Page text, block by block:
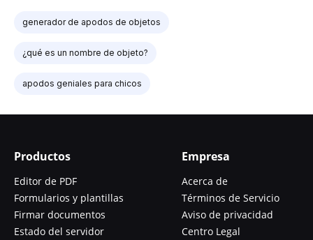
generador de apodos de objetos
¿qué es un nombre de objeto?
apodos geniales para chicos
Productos
Editor de PDF
Formularios y plantillas
Firmar documentos
Estado del servidor
Empresa
Acerca de
Términos de Servicio
Aviso de privacidad
Centro Legal